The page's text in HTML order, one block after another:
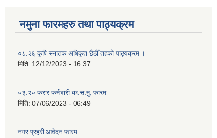
नमुना फारमहरु तथा पाठ्यक्रम
०८.२६ कृषि स्‍नातक अधिकृत छैठौँ तहको पाठ्यक्रम ।
मिति: 12/12/2023 - 16:37
०३.२० करार कर्मचारी का.स.मु. फारम
मिति: 07/06/2023 - 06:49
नगर प्रहरी आवेदन फारम